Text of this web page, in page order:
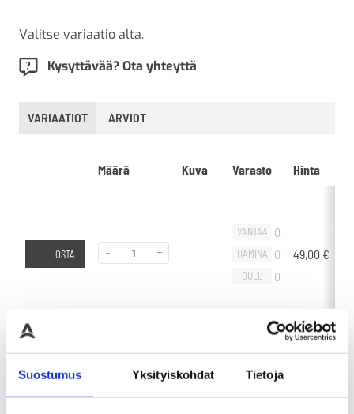
Suostumus Yksityiskohdat Tietoja
Valitse variaatio alta.
Kysyttävää? Ota yhteyttä
VARIAATIOT ARVIOT
Määrä Kuva Varasto Hinta
OSTA - +
VANTAA 0
HAMINA 0
OULU 0
49,00 €
VANTAA 0